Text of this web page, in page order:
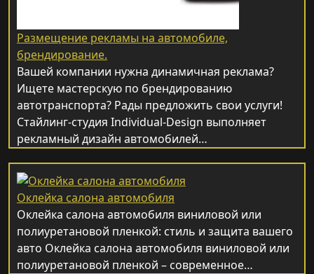
Размещение рекламы на автомобиле,
брендирование.
Вашей компании нужна динамичная реклама?
Ищете мастерскую по брендированию
автотранспорта? Рады предложить свои услуги!
Стайлинг-студия Individual-Design выполняет
рекламный дизайн автомобилей…
Оклейка салона автомобиля
Оклейка салона автомобиля виниловой или
полиуретановой пленкой: стиль и защита вашего
авто Оклейка салона автомобиля виниловой или
полиуретановой пленкой – современное…